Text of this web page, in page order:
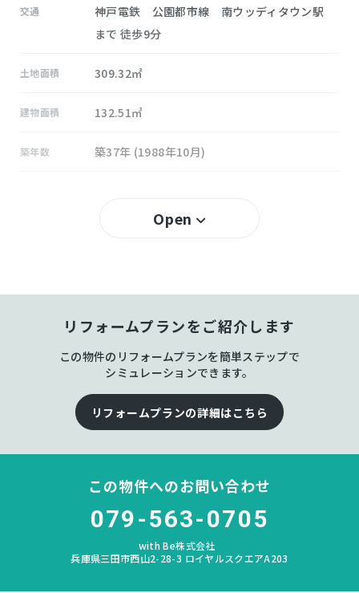
交通
神戸電鉄 公園都市線 南ウッディタウン駅
まで 徒歩9分
土地面積 309.32㎡
建物面積 132.51㎡
築年数 築37年 (1988年10月)
あかしあ台
なし
Open
リフォームプランをご紹介します
この物件のリフォームプランを簡単ステップで
シミュレーションできます。
リフォームプランの詳細はこちら
この物件へのお問い合わせ
079-563-0705
with Be株式会社
兵庫県三田市西山2-28-3 ロイヤルスクエアA203